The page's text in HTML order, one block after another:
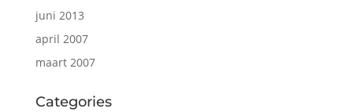
juni 2013
april 2007
maart 2007
Categories